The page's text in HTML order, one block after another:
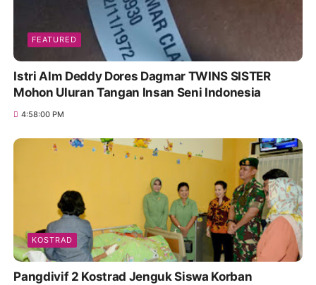
FEATURED
Istri Alm Deddy Dores Dagmar TWINS SISTER
Mohon Uluran Tangan Insan Seni Indonesia
4:58:00 PM
KOSTRAD
Pangdivif 2 Kostrad Jenguk Siswa Korban